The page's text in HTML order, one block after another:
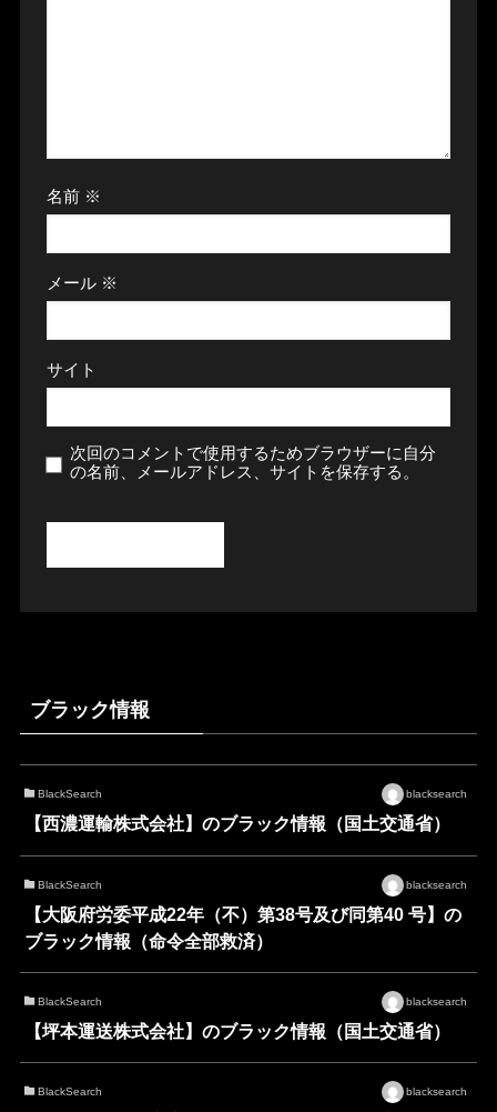
名前 ※
メール ※
サイト
次回のコメントで使用するためブラウザーに自分
の名前、メールアドレス、サイトを保存する。
ブラック情報
BlackSearch blacksearch
【西濃運輸株式会社】のブラック情報（国土交通省）
BlackSearch blacksearch
【大阪府労委平成22年（不）第38号及び同第40 号】の
ブラック情報（命令全部救済）
BlackSearch blacksearch
【坪本運送株式会社】のブラック情報（国土交通省）
BlackSearch blacksearch